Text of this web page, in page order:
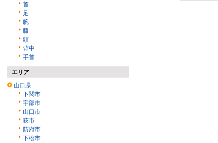
首
足
腕
膝
頭
背中
手首
エリア
山口県
下関市
宇部市
山口市
萩市
防府市
下松市